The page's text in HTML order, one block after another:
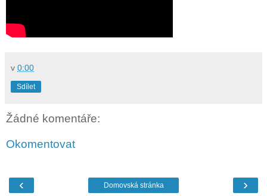
v 0:00
Sdílet
Žádné komentáře:
Okomentovat
‹ ›
Domovská stránka